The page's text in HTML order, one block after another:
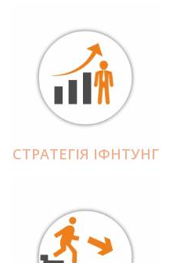
СТРАТЕГІЯ ІФНТУНГ